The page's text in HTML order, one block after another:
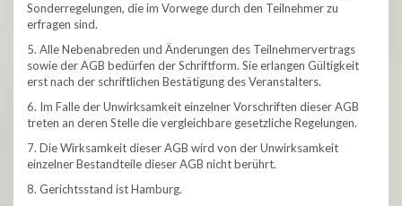
Sonderregelungen, die im Vorwege durch den Teilnehmer zu
erfragen sind.
5. Alle Nebenabreden und Änderungen des Teilnehmervertrags
sowie der AGB bedürfen der Schriftform. Sie erlangen Gültigkeit
erst nach der schriftlichen Bestätigung des Veranstalters.
6. Im Falle der Unwirksamkeit einzelner Vorschriften dieser AGB
treten an deren Stelle die vergleichbare gesetzliche Regelungen.
7. Die Wirksamkeit dieser AGB wird von der Unwirksamkeit
einzelner Bestandteile dieser AGB nicht berührt.
8. Gerichtsstand ist Hamburg.